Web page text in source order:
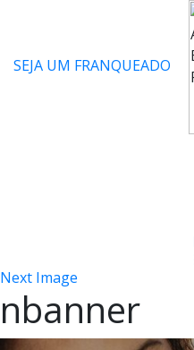
SEJA UM FRANQUEADO
Next Image
nbanner